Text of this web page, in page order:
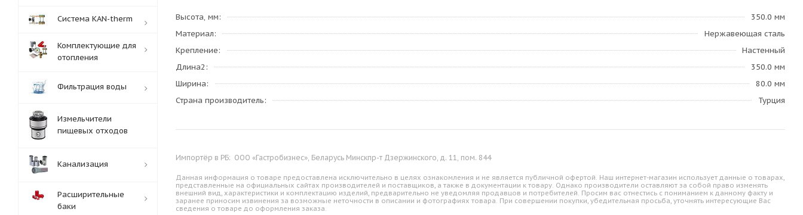
Высота, мм
350.0 мм
Материал
Нержавеющая сталь
Крепление
Настенный
Длина2
350.0 мм
Ширина
80.0 мм
Страна производитель
Турция
Импортёр в РБ: ООО «Гастробизнес», Беларусь Минскпр-т Дзержинского, д. 11, пом. 844
Данная информация о товаре предоставлена исключительно в целях ознакомления и не является публичной офертой. Наш интернет-магазин использует данные о товарах,
представленные на официальных сайтах производителей и поставщиков, а также в документации к товару. Однако производители оставляют за собой право изменять
внешний вид, характеристики и комплектацию изделий, предварительно не уведомляя продавцов и потребителей. Просим вас отнестись с пониманием к данному факту и
заранее приносим извинения за возможные неточности в описании и фотографиях товара. При совершении покупки, убедительная просьба, уточнять интересующие Вас
сведения о товаре до оформления заказа.
Система KAN-therm
Комплектующие для
отопления
Фильтрация воды
Измельчители
пищевых отходов
Канализация
Расширительные
баки